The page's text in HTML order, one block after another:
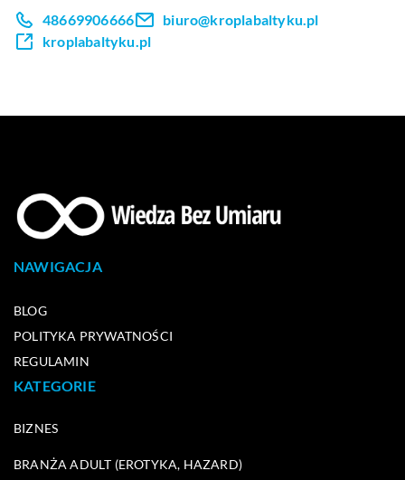
48669906666
biuro@kroplabaltyku.pl
kroplabaltyku.pl
NAWIGACJA
BLOG
POLITYKA PRYWATNOŚCI
REGULAMIN
KATEGORIE
BIZNES
BRANŻA ADULT (EROTYKA, HAZARD)